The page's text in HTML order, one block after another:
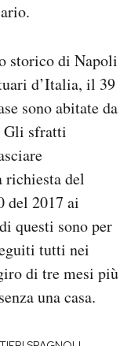
storico di Napoli
d’Italia, il 39
sono abitate da
Gli sfratti
richiesta del
del 2017 ai
questi sono per
tutti nei
di tre mesi più
una casa.